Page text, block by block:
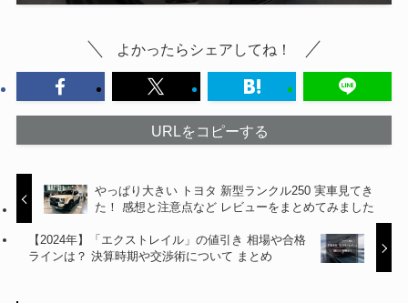
よかったらシェアしてね！
URLをコピーする
やっぱり大きい トヨタ 新型ランクル250 実車見てき
た！ 感想と注意点など レビューをまとめてみました
【2024年】「エクストレイル」の値引き 相場や合格
ラインは？ 決算時期や交渉術について まとめ